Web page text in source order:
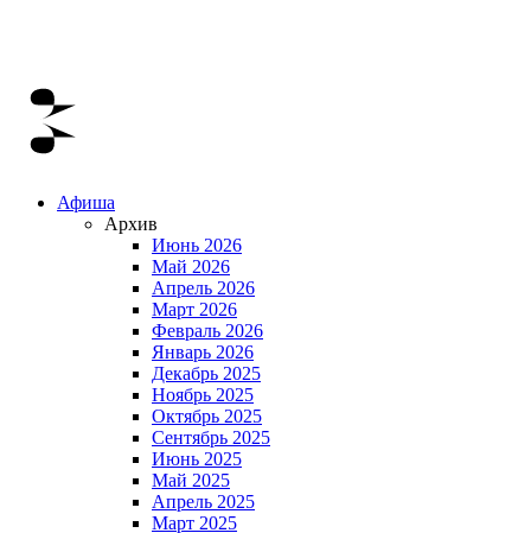
Афиша
Архив
Июнь 2026
Май 2026
Апрель 2026
Март 2026
Февраль 2026
Январь 2026
Декабрь 2025
Ноябрь 2025
Октябрь 2025
Сентябрь 2025
Июнь 2025
Май 2025
Апрель 2025
Март 2025